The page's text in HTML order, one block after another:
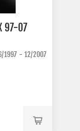
97-07
1997 - 12/2007